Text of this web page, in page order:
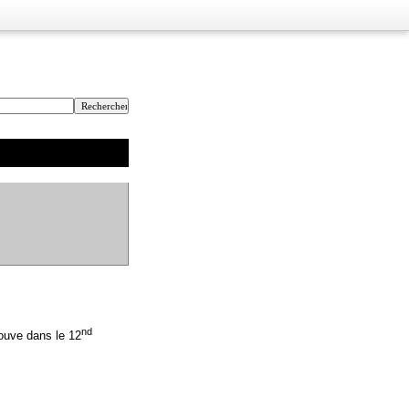
dans le 12nd